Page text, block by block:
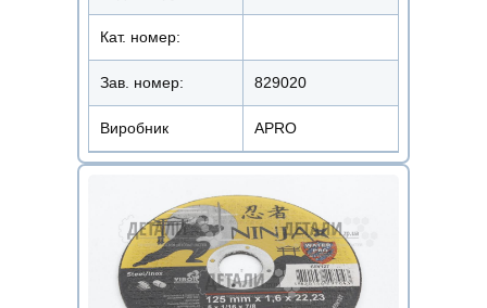
Кат. номер:
Зав. номер: 829020
Виробник APRO